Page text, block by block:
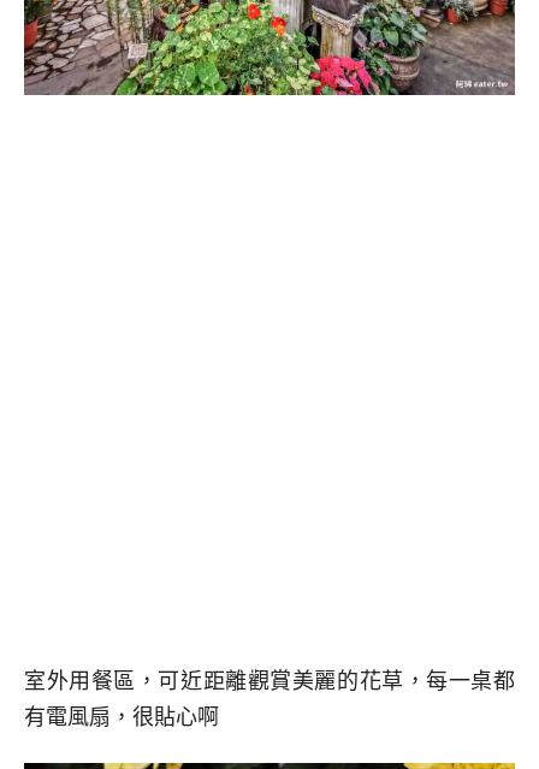
室外用餐區，可近距離觀賞美麗的花草，每一桌都
有電風扇，很貼心啊